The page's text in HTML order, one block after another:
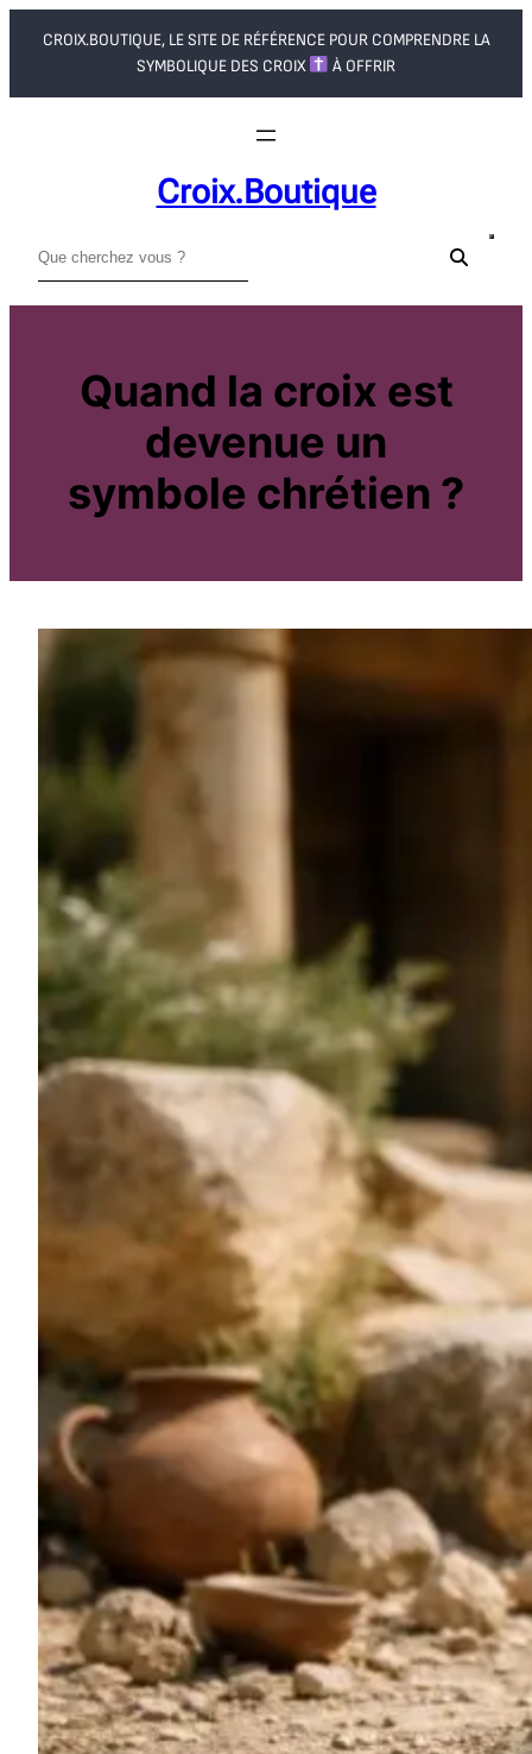
CROIX.BOUTIQUE, LE SITE DE RÉFÉRENCE POUR COMPRENDRE LA
SYMBOLIQUE DES CROIX
À OFFRIR
Croix.boutique
c
c
h
e
Quand la croix est
devenue un
symbole chrétien ?